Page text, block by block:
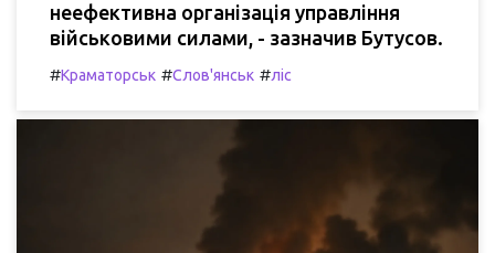
неефективна організація управління
військовими силами, - зазначив Бутусов.
#Краматорськ #Слов'янськ #ліс